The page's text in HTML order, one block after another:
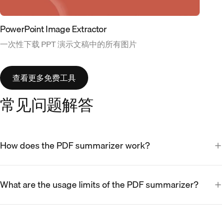
PowerPoint Image Extractor
一次性下载 PPT 演示文稿中的所有图片
查看更多免费工具
常见问题解答
How does the PDF summarizer work?
What are the usage limits of the PDF summarizer?